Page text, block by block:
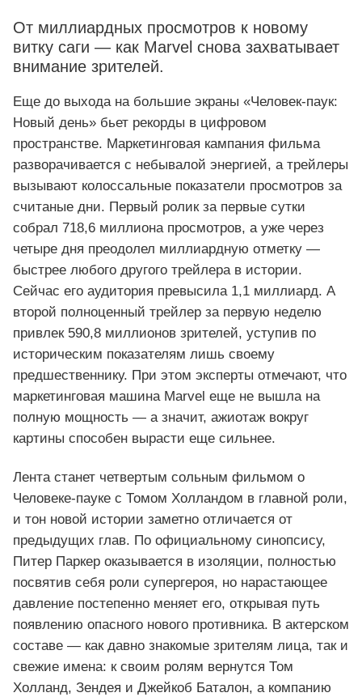
От миллиардных просмотров к новому
витку саги — как Marvel снова захватывает
внимание зрителей.
Еще до выхода на большие экраны «Человек‑паук:
Новый день» бьет рекорды в цифровом
пространстве. Маркетинговая кампания фильма
разворачивается с небывалой энергией, а трейлеры
вызывают колоссальные показатели просмотров за
считаные дни. Первый ролик за первые сутки
собрал 718,6 миллиона просмотров, а уже через
четыре дня преодолел миллиардную отметку —
быстрее любого другого трейлера в истории.
Сейчас его аудитория превысила 1,1 миллиард. А
второй полноценный трейлер за первую неделю
привлек 590,8 миллионов зрителей, уступив по
историческим показателям лишь своему
предшественнику. При этом эксперты отмечают, что
маркетинговая машина Marvel еще не вышла на
полную мощность — а значит, ажиотаж вокруг
картины способен вырасти еще сильнее.
Лента станет четвертым сольным фильмом о
Человеке‑пауке с Томом Холландом в главной роли,
и тон новой истории заметно отличается от
предыдущих глав. По официальному синопсису,
Питер Паркер оказывается в изоляции, полностью
посвятив себя роли супергероя, но нарастающее
давление постепенно меняет его, открывая путь
появлению опасного нового противника. В актерском
составе — как давно знакомые зрителям лица, так и
свежие имена: к своим ролям вернутся Том
Холланд, Зендея и Джейкоб Баталон, а компанию